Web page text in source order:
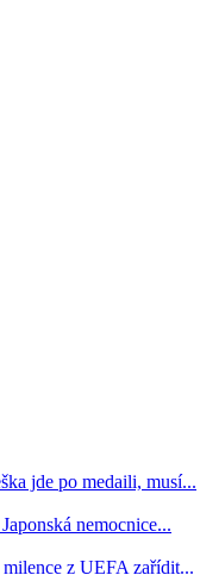
jde po medaili, musí...
nemocnice...
z UEFA zařídit...